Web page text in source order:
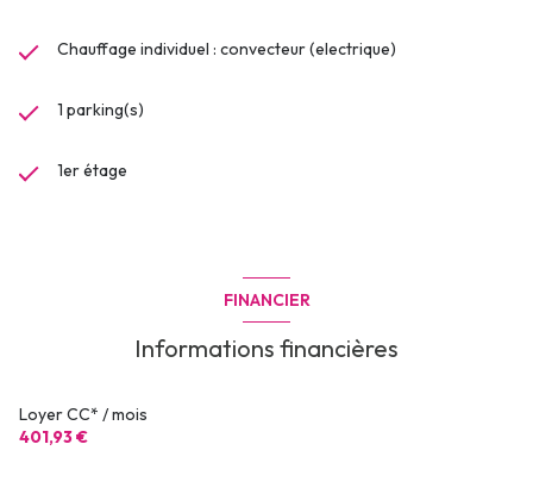
Chauffage individuel : convecteur (electrique)
1 parking(s)
1er étage
FINANCIER
Informations financières
Loyer CC* / mois
401,93 €